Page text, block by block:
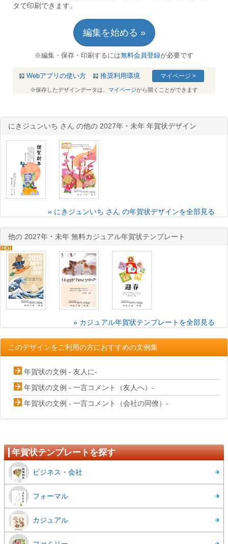
タで印刷できます。
編集を始める »
※編集・保存・印刷するには無料会員登録が必要です
Webアプリの使い方 推奨利用環境 マイページ >
※保存したデザインデータは、 マイページから開くことができます
にきジュンいち さん の他の 2027年・未年 年賀状デザイン
» にきジュンいち さん の年賀状デザインを全部見る
他の 2027年・未年 無料カジュアル年賀状テンプレート
» カジュアル年賀状テンプレートを全部見る
このデザインをご利用の方におすすめの文例集
年賀状の文例 - 友人に-
年賀状の文例 - 一言コメント（友人へ）-
年賀状の文例 - 一言コメント（会社の同僚）-
年賀状テンプレートを探す
ビジネス・会社
フォーマル
カジュアル